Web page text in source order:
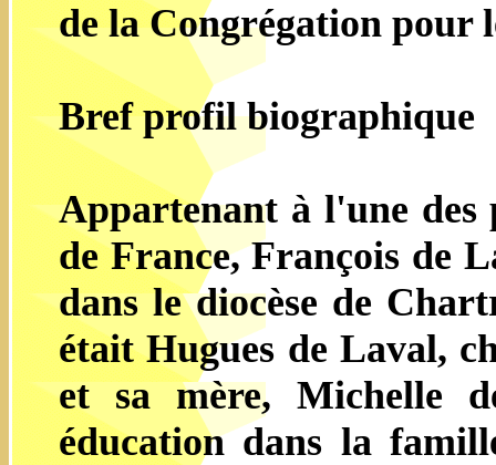
de la Congrégation pour
Bref profil biographique
Appartenant à l'une des
de France, François de
dans le diocèse de
était Hugues de Laval,
et sa mère, Michelle
éducation dans la